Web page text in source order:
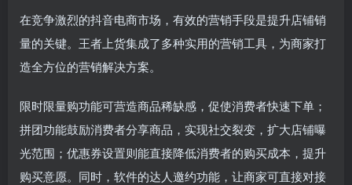
在竞争激烈的抖音电商市场，有效的营销手段是提升店铺销
量的关键。王者上货集成了多种实用的营销工具，为商家打
造全方位的营销解决方案。
限时限量购功能可营造商品稀缺感，促使消费者快速下单；
拼团功能鼓励消费者分享商品，实现社交裂变，扩大店铺曝
光范围；优惠券设置则能直接降低消费者的购买成本，提升
购买意愿。同时，软件的达人邀约功能，让商家可直接对接